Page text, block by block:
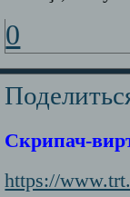
0
Скрипач-
https://